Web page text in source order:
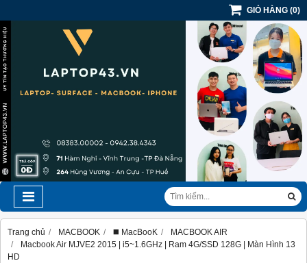
GIỎ HÀNG (0)
Trang chủ MACBOOK ◼️ MacBooK
MACBOOK AIR
Macbook Air MJVE2 2015 | i5~1.6GHz | Ram 4G/SSD 128G | Màn Hình 13
HD